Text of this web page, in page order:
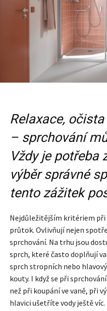
Relaxace,
– sprchování
Vždy je potřeba
výběr správné
tento zážitek
Nejdůležitějším kritériem při
průtok. Ovlivňují nejen
sprchování. Na trhu jsou
sprch, které často doplňují
sprch stropních nebo
kouty. I když se při
než při koupání ve vaně, při
hlavici ušetříte vody ještě víc.